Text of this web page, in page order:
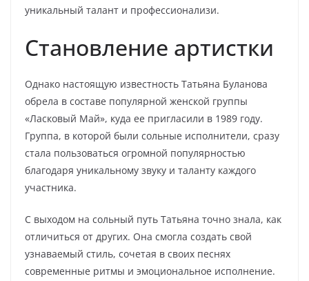
уникальный талант и профессионализи.
Становление артистки
Однако настоящую известность Татьяна Буланова
обрела в составе популярной женской группы
«Ласковый Май», куда ее пригласили в 1989 году.
Группа, в которой были сольные исполнители, сразу
стала пользоваться огромной популярностью
благодаря уникальному звуку и таланту каждого
участника.
С выходом на сольный путь Татьяна точно знала, как
отличиться от других. Она смогла создать свой
узнаваемый стиль, сочетая в своих песнях
современные ритмы и эмоциональное исполнение.